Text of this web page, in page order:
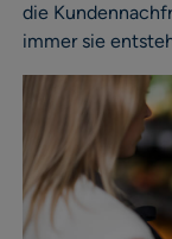
die
immer sie